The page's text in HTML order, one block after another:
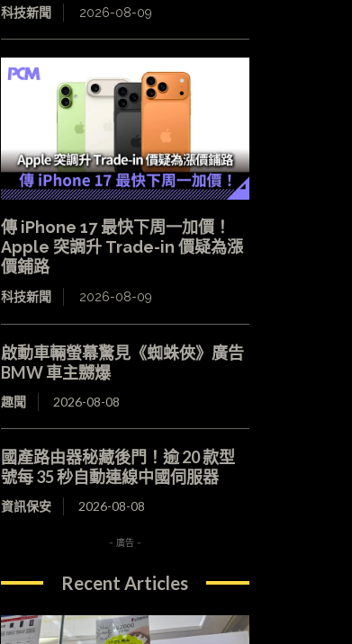
科技新聞 2026-08-09
傳 iPhone 17 最快下周一加價！
Apple 突調升 Trade-in 價疑為漲
價鋪路
科技新聞 2026-08-09
啟動車輛螢幕驚見《蜘蛛俠》廣告
BMW 車主嬲爆
趣聞 2026-08-08
國產路由器秘藏後門！逾 20 款型
號每 35 秒自動連線中國伺服器
資訊保安 2026-08-08
- 廣告 -
Recent Articles